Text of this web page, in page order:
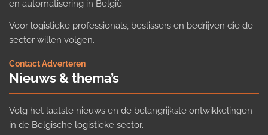
en automatisering in België.
Voor logistieke professionals, beslissers en bedrijven die de
sector willen volgen.
Contact·Adverteren
Nieuws & thema’s
Volg het laatste nieuws en de belangrijkste ontwikkelingen
in de Belgische logistieke sector.